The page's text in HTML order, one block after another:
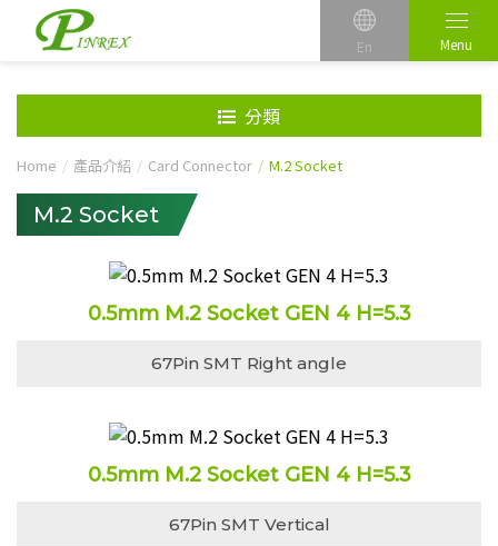
En Menu
分類
Home 產品介紹 Card Connector M.2 Socket
M.2 Socket
0.5mm M.2 Socket GEN 4 H=5.3
67Pin SMT Right angle
0.5mm M.2 Socket GEN 4 H=5.3
67Pin SMT Vertical